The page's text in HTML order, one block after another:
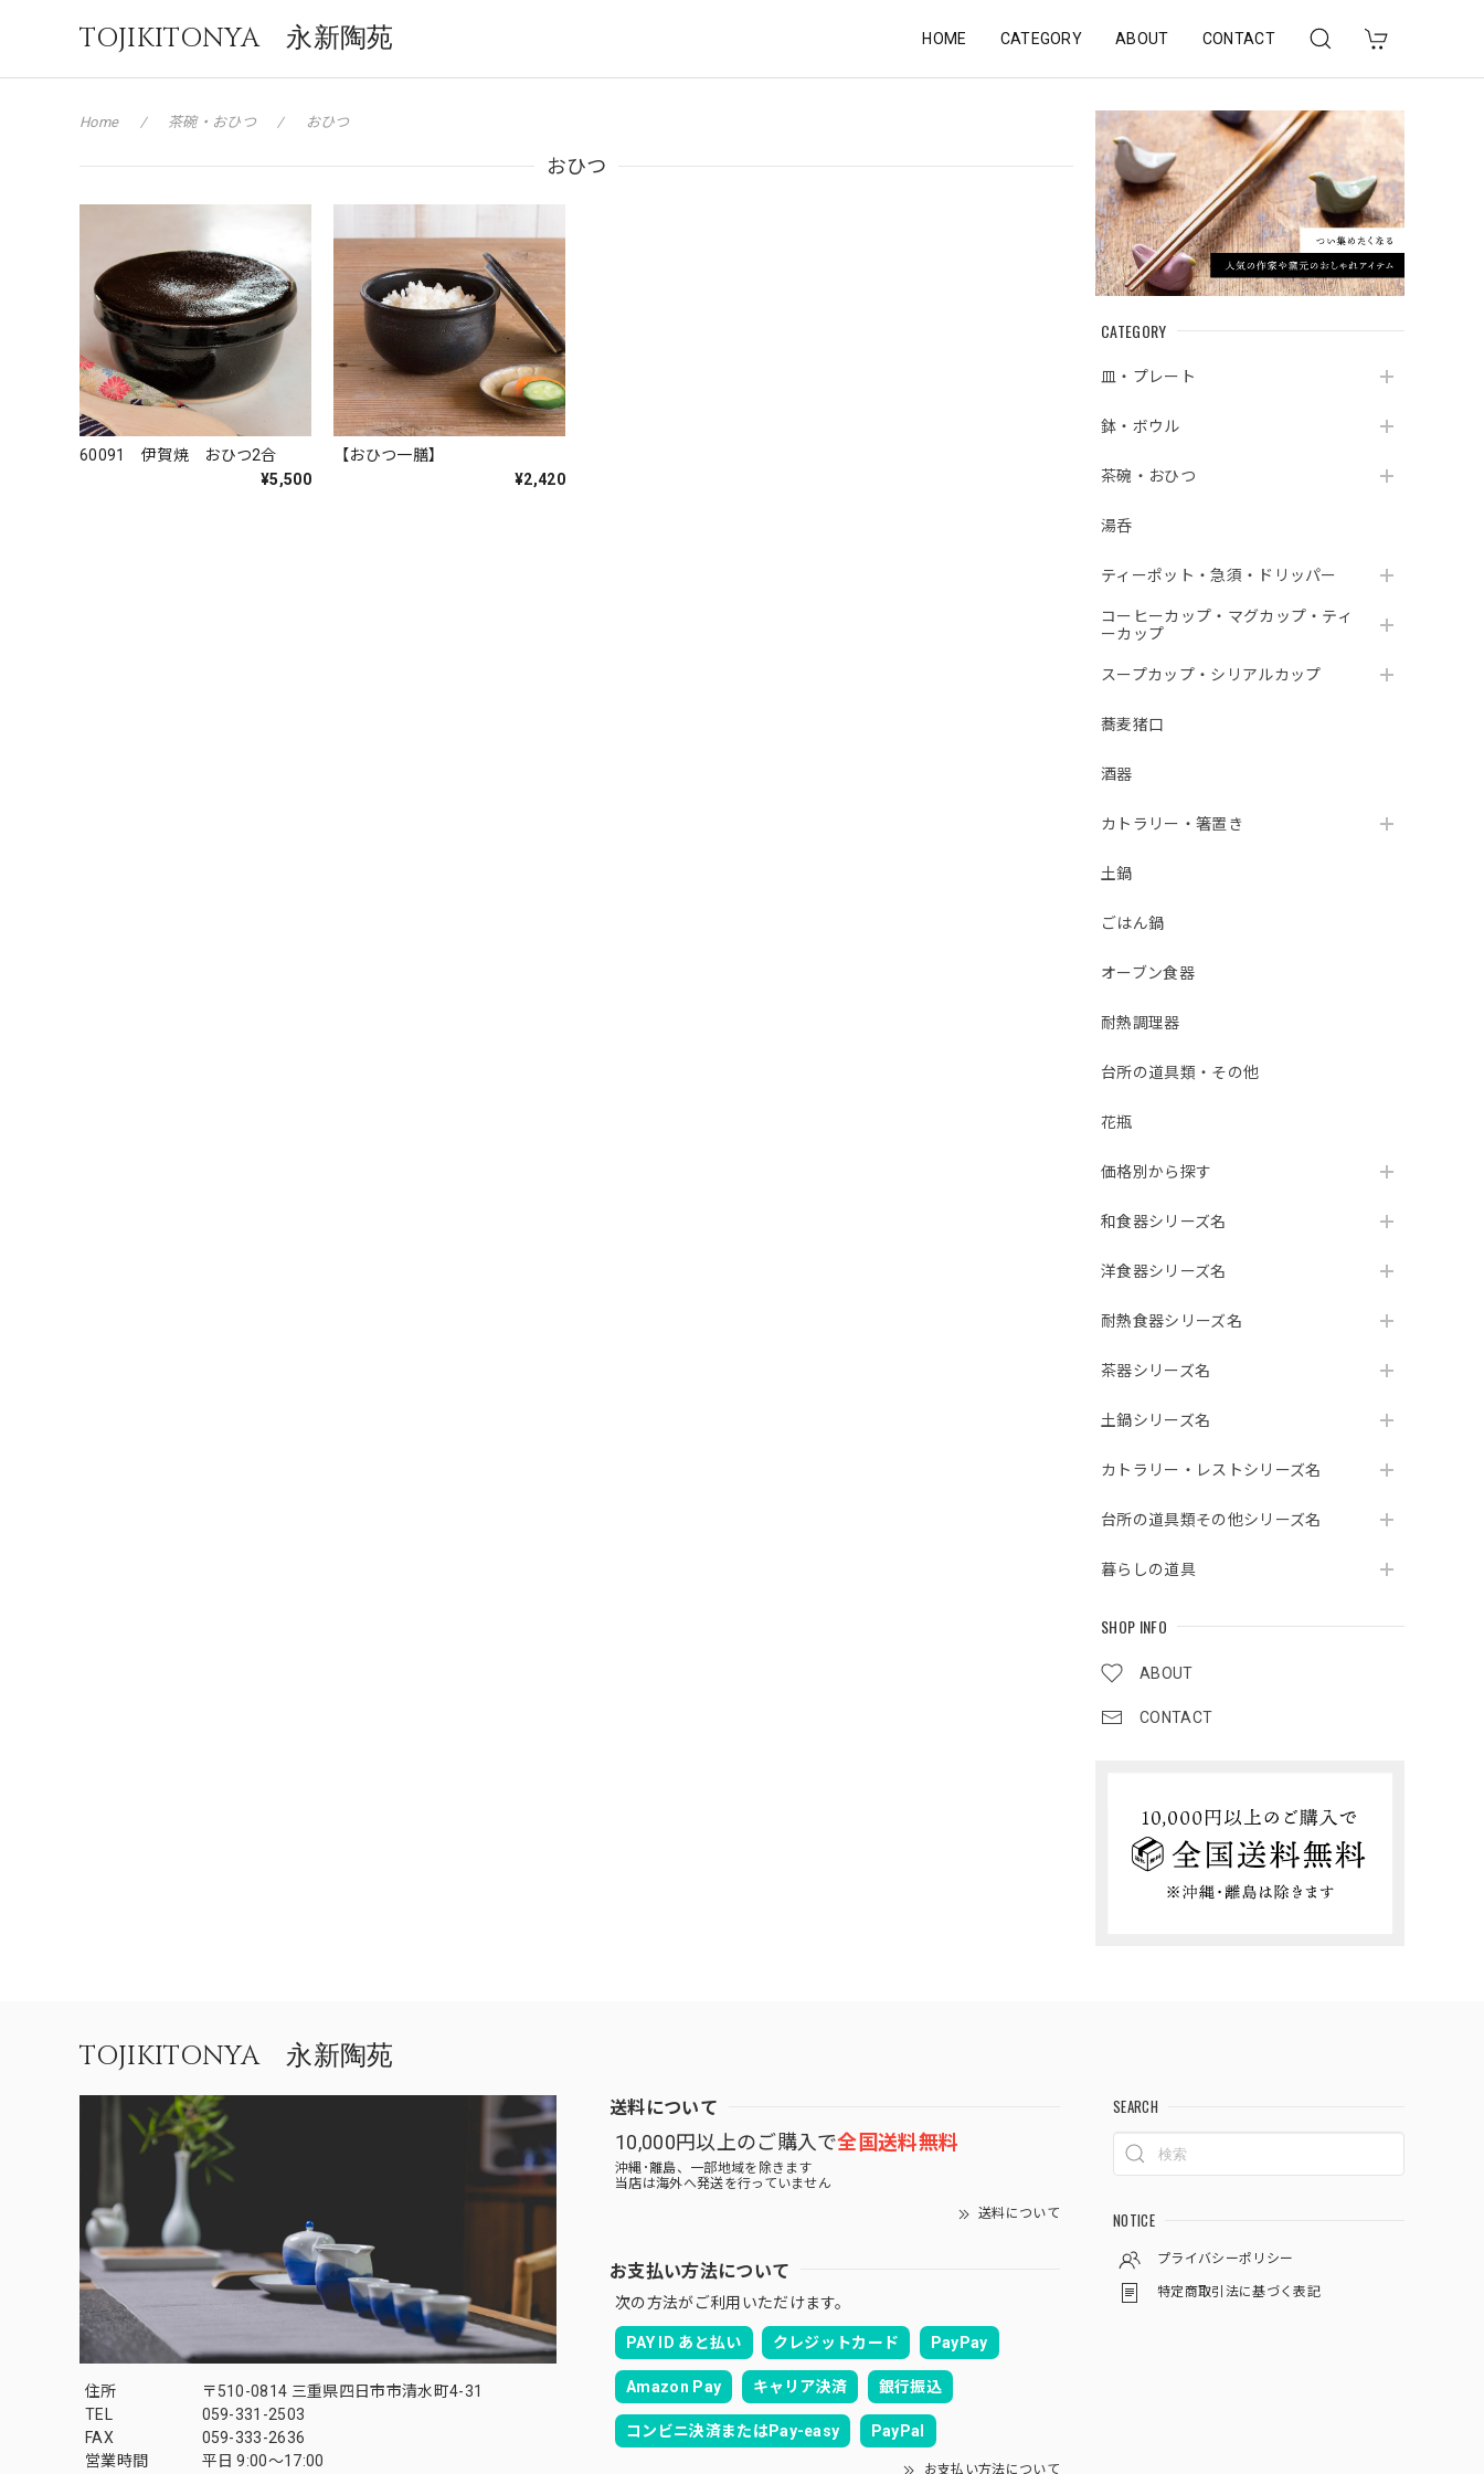
TOJIKITONYA 永新陶苑 HOME CATEGORY ABOUT CONTACT
CATEGORY
皿・プレート
鉢・ボウル
茶碗・おひつ
湯呑
ティーポット・急須・ドリッパー
コーヒーカップ・マグカップ・ティ
ーカップ
スープカップ・シリアルカップ
蕎麦猪口
酒器
カトラリー・箸置き
土鍋
ごはん鍋
オーブン食器
耐熱調理器
台所の道具類・その他
花瓶
価格別から探す
和食器シリーズ名
洋食器シリーズ名
耐熱食器シリーズ名
茶器シリーズ名
土鍋シリーズ名
カトラリー・レストシリーズ名
台所の道具類その他シリーズ名
暮らしの道具
SHOP INFO
ABOUT
CONTACT
Home 茶碗・おひつ おひつ
おひつ
60091 伊賀焼 おひつ2合
¥5,500
【おひつ一膳】
¥2,420
TOJIKITONYA 永新陶苑
住所
〒510-0814 三重県四日市市清水町4-31
TEL
059-331-2503
FAX
059-333-2636
営業時間
平日 9:00～17:00
送料について
10,000円以上のご購入で全国送料無料
沖縄･離島、一部地域を除きます
当店は海外へ発送を行っていません
送料について
お支払い方法について
次の方法がご利用いただけます。
PAY ID あと払い クレジットカード PayPay
Amazon Pay キャリア決済 銀行振込
コンビニ決済またはPay-easy PayPal
お支払い方法について
SEARCH
NOTICE
プライバシーポリシー
特定商取引法に基づく表記